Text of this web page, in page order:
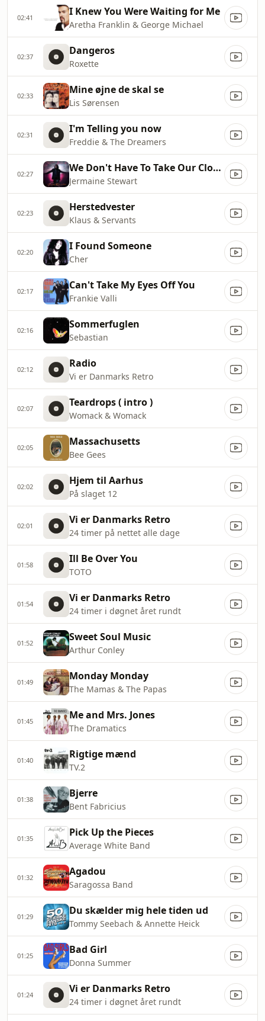
02:41 I Knew You Were Waiting for Me
Aretha Franklin & George Michael
02:37 Dangeros
Roxette
02:33 Mine øjne de skal se
Lis Sørensen
02:31 I'm Telling you now
Freddie & The Dreamers
02:27 We Don't Have To Take Our Clothes Off
Jermaine Stewart
02:23 Herstedvester
Klaus & Servants
02:20 I Found Someone
Cher
02:17 Can't Take My Eyes Off You
Frankie Valli
02:16 Sommerfuglen
Sebastian
02:12 Radio
Vi er Danmarks Retro
02:07 Teardrops ( intro )
Womack & Womack
02:05 Massachusetts
Bee Gees
02:02 Hjem til Aarhus
På slaget 12
02:01 Vi er Danmarks Retro
24 timer på nettet alle dage
01:58 Ill Be Over You
TOTO
01:54 Vi er Danmarks Retro
24 timer i døgnet året rundt
01:52 Sweet Soul Music
Arthur Conley
01:49 Monday Monday
The Mamas & The Papas
01:45 Me and Mrs. Jones
The Dramatics
01:40 Rigtige mænd
TV.2
01:38 Bjerre
Bent Fabricius
01:35 Pick Up the Pieces
Average White Band
01:32 Agadou
Saragossa Band
01:29 Du skælder mig hele tiden ud
Tommy Seebach & Annette Heick
01:25 Bad Girl
Donna Summer
01:24 Vi er Danmarks Retro
24 timer i døgnet året rundt